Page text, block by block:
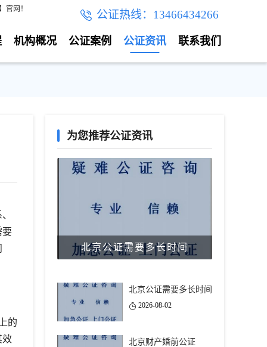
官网！ 公证热线：13466434266
联系我们
公证资讯
公证案例
机构概况
要
的
效
为您推荐公证资讯
北京公证需要多长时间
北京公证需要多长时间
2026-08-02
北京财产婚前公证